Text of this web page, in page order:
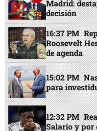
Madrid:
decisión
16:37 PM
Roosevelt
de agenda
15:02 PM
para
12:32 PM
Salario y por